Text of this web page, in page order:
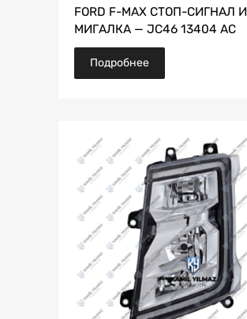
FORD F-MAX СТОП-СИГНАЛ И
МИГАЛКА — JC46 13404 AC
Подробнее